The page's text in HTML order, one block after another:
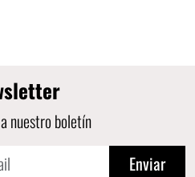
nuestro boletín
Enviar